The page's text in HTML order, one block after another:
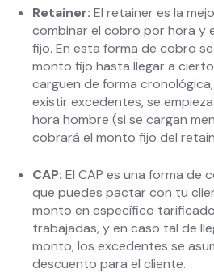
Retainer: El retainer es la
combinar el cobro por hora y
fijo. En esta forma de cobro
monto fijo hasta llegar a
carguen de forma
existir excedentes, se
hora hombre (si se cargan
cobrará el monto fijo del
CAP: El CAP es una forma de
que puedes pactar con tu
monto en específico
trabajadas, y en caso tal de
monto, los excedentes se
descuento para el cliente.